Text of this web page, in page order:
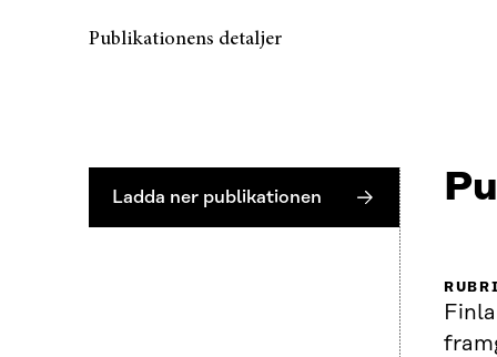
Publikationens detaljer
Ladda ner publikationen